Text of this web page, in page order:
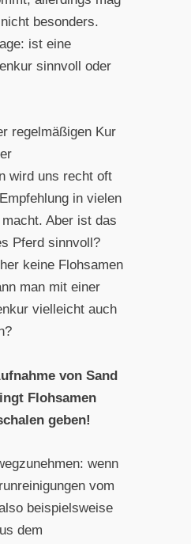
besonders.
ist eine
sinnvoll oder
regelmäßigen Kur
wird uns recht oft
in vielen
Aber ist das
Pferd sinnvoll?
keine Flohsamen
man mit einer
vielleicht auch
von Sand
Flohsamen
geben!
wenn
vom
beispielsweise
dem